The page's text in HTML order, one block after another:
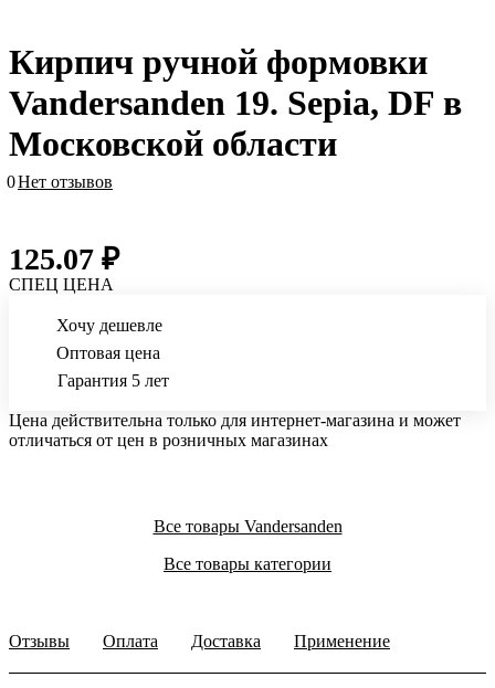
Кирпич ручной формовки
Vandersanden 19. Sepia, DF в
Московской области
0Нет отзывов
125.07 ₽
СПЕЦ ЦЕНА
Хочу дешевле
Оптовая цена
Гарантия 5 лет
Цена действительна только для интернет-магазина и может
отличаться от цен в розничных магазинах
Все товары Vandersanden
Все товары категории
Отзывы Оплата Доставка Применение